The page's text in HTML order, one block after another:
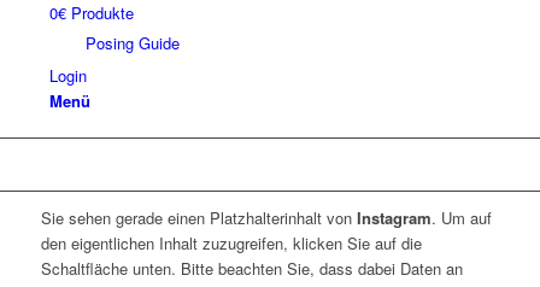
0€ Produkte
Posing Guide
Login
Menü
Sie sehen gerade einen Platzhalterinhalt von Instagram. Um auf
den eigentlichen Inhalt zuzugreifen, klicken Sie auf die
Schaltfläche unten. Bitte beachten Sie, dass dabei Daten an